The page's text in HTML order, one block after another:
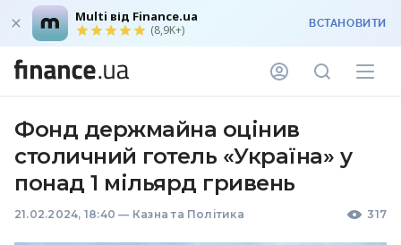
Multi від Finance.ua
(8,9K+) ВСТАНОВИТИ
Фонд держмайна оцінив
столичний готель «Україна» у
понад 1 мільярд гривень
21.02.2024, 18:40 — Казна та Політика 317